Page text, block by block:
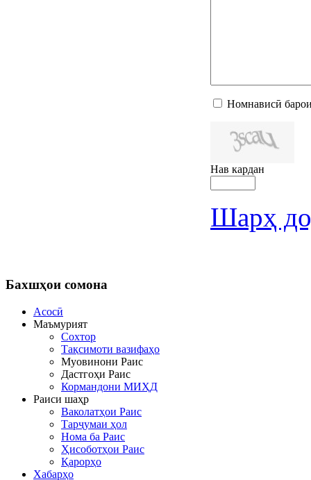
Номнависӣ
Нав кардан
Шарҳ
Бахшҳои сомона
Асосӣ
Маъмурият
Сохтор
Тақсимоти вазифаҳо
Муовинони Раис
Дастгоҳи Раис
Кормандони МИҲД
Раиси шаҳр
Ваколатҳои Раис
Тарҷумаи ҳол
Нома ба Раис
Ҳисоботҳои Раис
Қарорҳо
Хабарҳо